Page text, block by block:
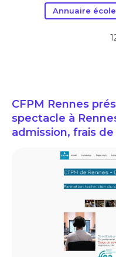
Annuaire
CFPM Rennes
spectacle à
admission, frais